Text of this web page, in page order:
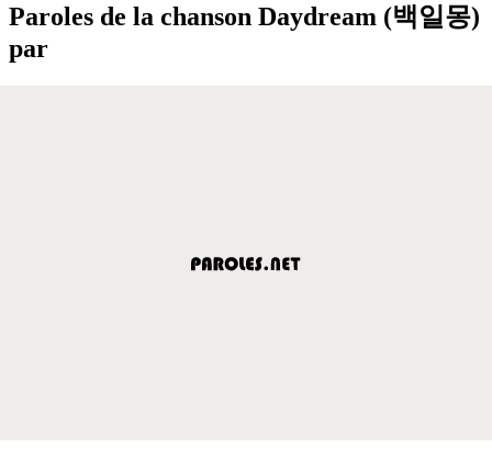
Paroles de la chanson Daydream (백일몽)
par